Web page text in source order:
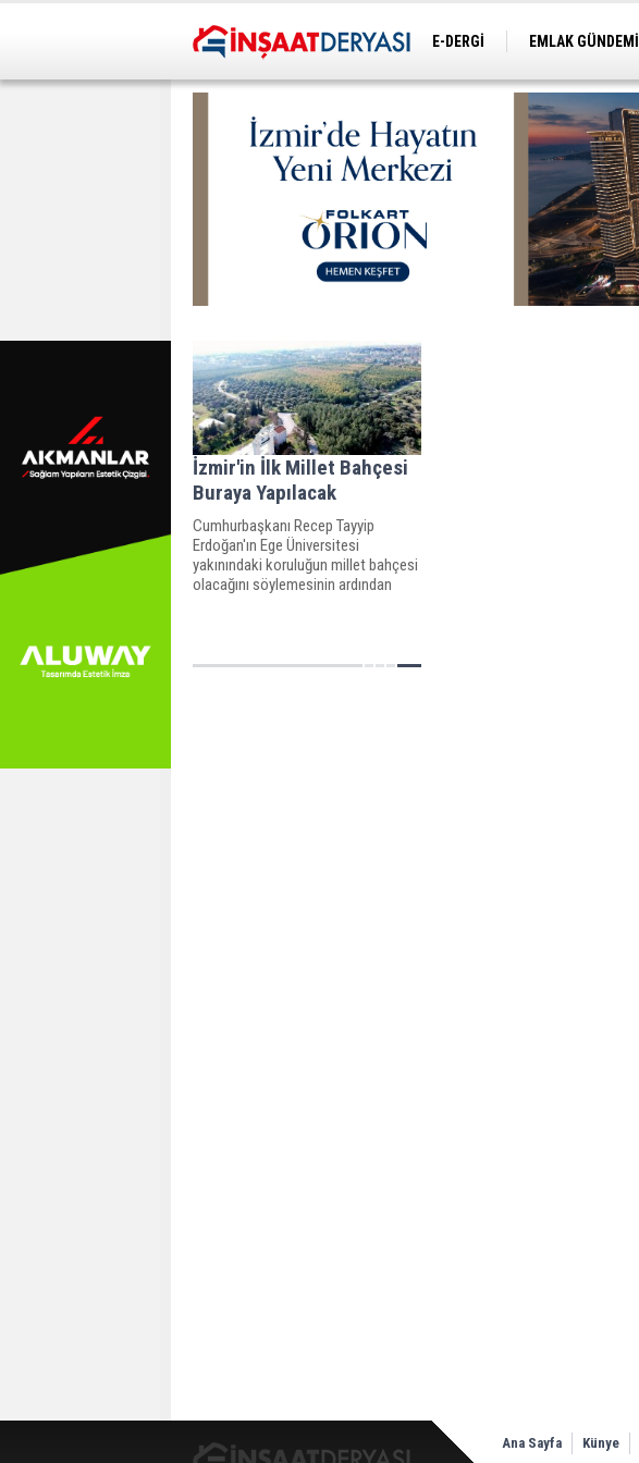
E-DERGİ EMLAK GÜNDEMİ
İzmir'in İlk Millet Bahçesi
Buraya Yapılacak
Cumhurbaşkanı Recep Tayyip
Erdoğan'ın Ege Üniversitesi
yakınındaki koruluğun millet bahçesi
olacağını söylemesinin ardından
Ana Sayfa Künye